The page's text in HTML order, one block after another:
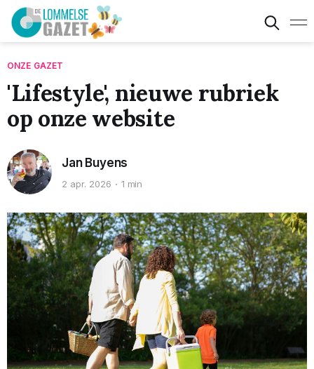
ONZE GAZET
'Lifestyle', nieuwe rubriek
op onze website
Jan Buyens
2 apr. 2026 1 min